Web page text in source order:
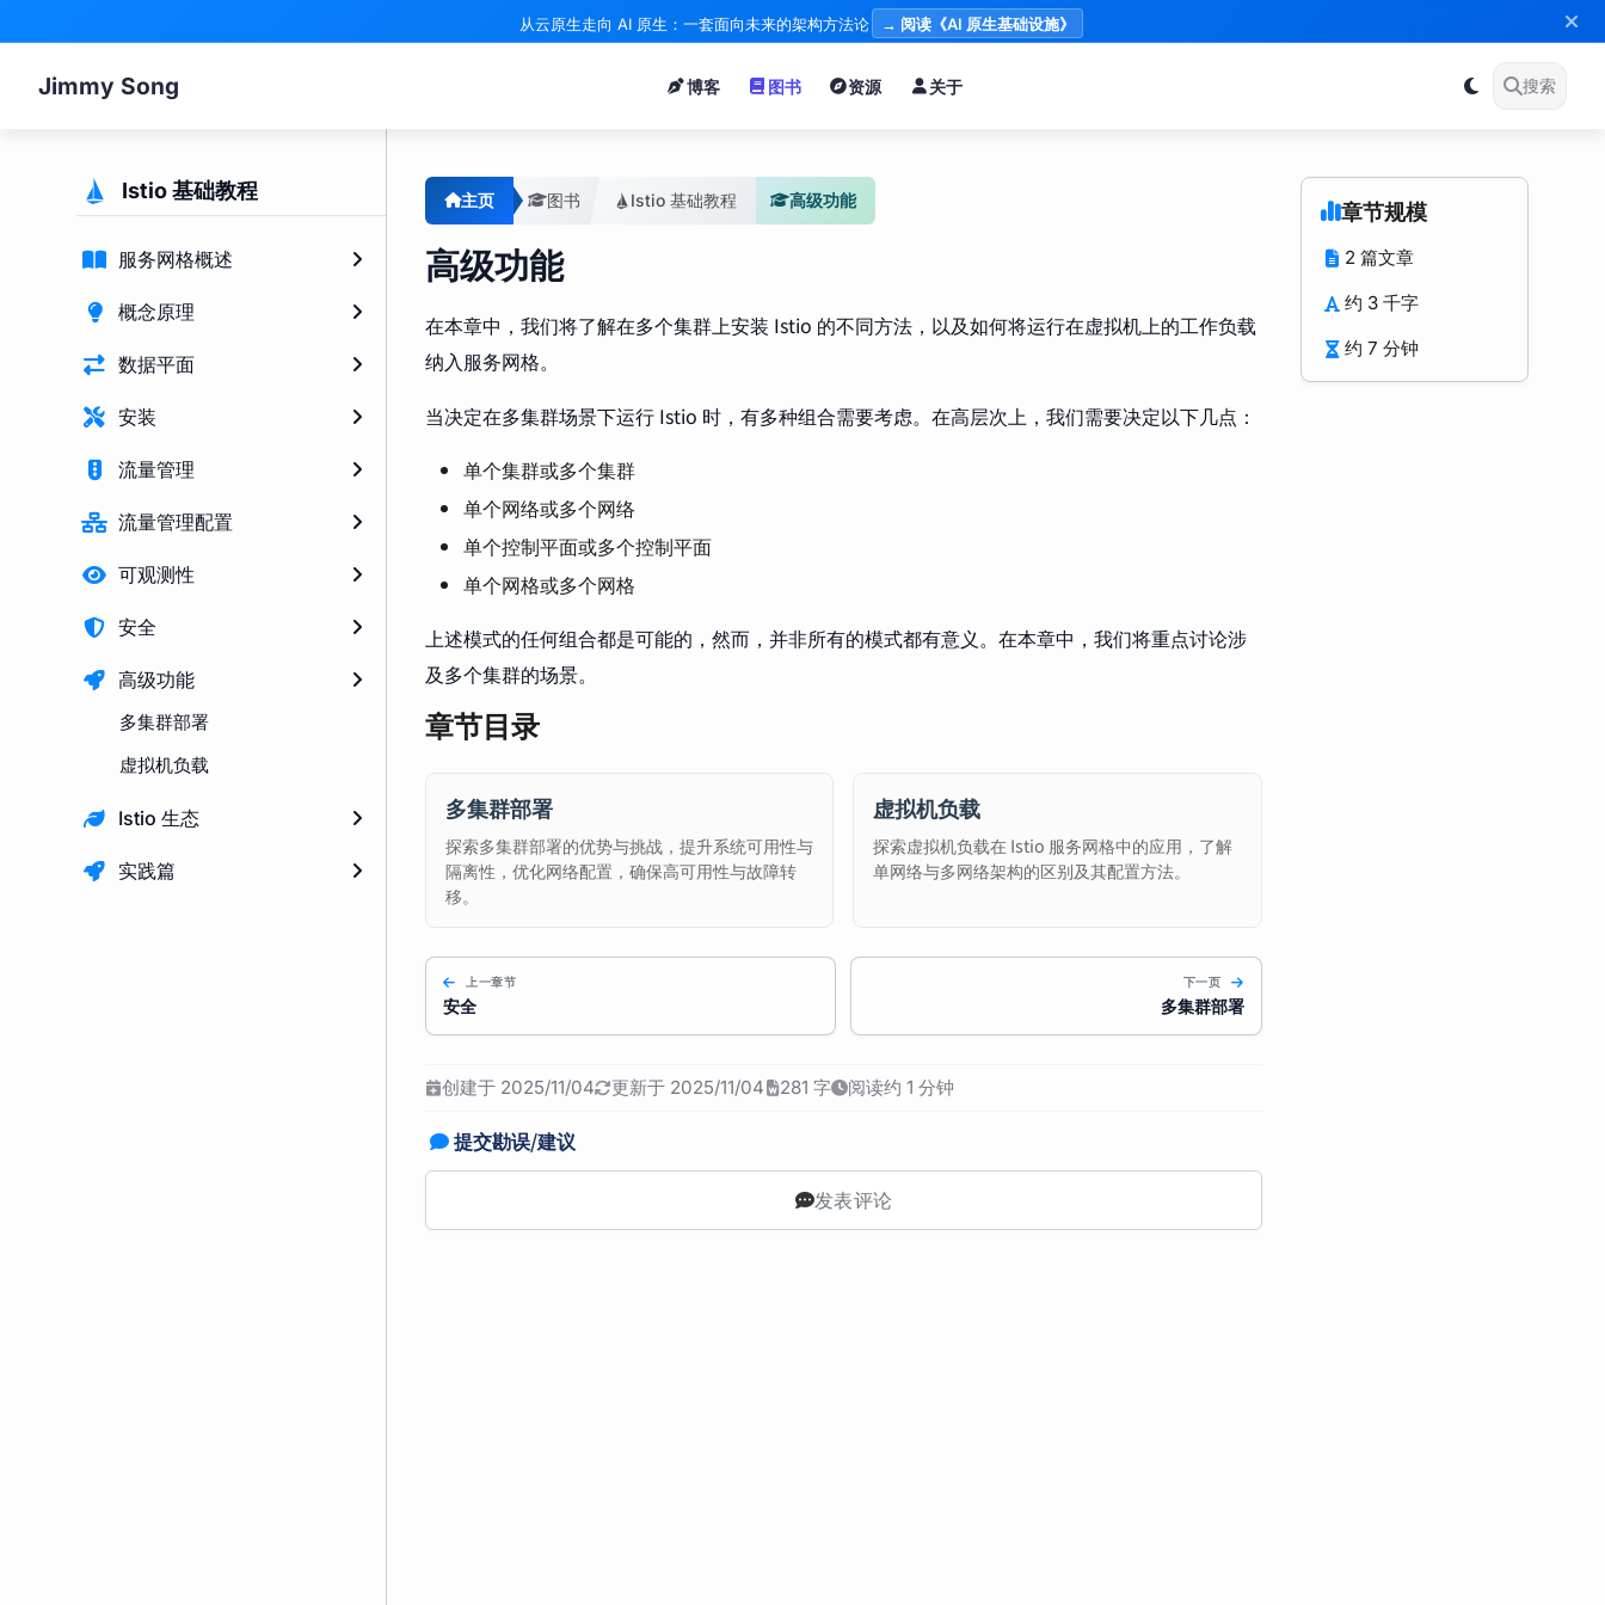
从云原生走向 AI 原生：一套面向未来的架构方法论 → 阅读《AI 原生基础设施》
Jimmy Song 博客 图书 资源 关于 搜索
Istio 基础教程
服务网格概述
概念原理
数据平面
安装
流量管理
流量管理配置
可观测性
安全
高级功能
多集群部署
虚拟机负载
Istio 生态
实践篇
主页 图书 Istio 基础教程 高级功能
高级功能
在本章中，我们将了解在多个集群上安装 Istio 的不同方法，以及如何将运行在虚拟机上的工作负载
纳入服务网格。
当决定在多集群场景下运行 Istio 时，有多种组合需要考虑。在高层次上，我们需要决定以下几点：
单个集群或多个集群
单个网络或多个网络
单个控制平面或多个控制平面
单个网格或多个网格
上述模式的任何组合都是可能的，然而，并非所有的模式都有意义。在本章中，我们将重点讨论涉
及多个集群的场景。
章节目录
多集群部署
探索多集群部署的优势与挑战，提升系统可用性与
隔离性，优化网络配置，确保高可用性与故障转
移。
虚拟机负载
探索虚拟机负载在 Istio 服务网格中的应用，了解
单网络与多网络架构的区别及其配置方法。
上一章节
安全
下一页
多集群部署
创建于 2025/11/04 更新于 2025/11/04 281 字 阅读约 1 分钟
提交勘误/建议
发表评论
章节规模
2 篇文章
约 3 千字
约 7 分钟